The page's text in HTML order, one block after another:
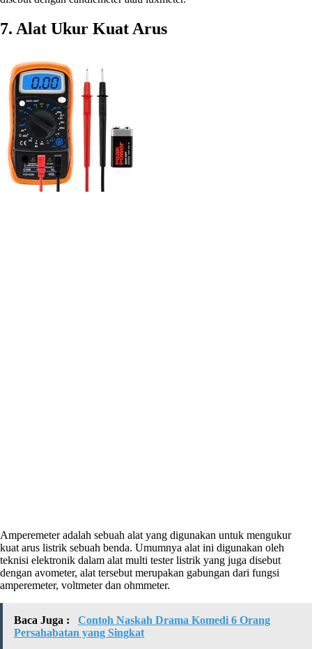
7. Alat Ukur Kuat Arus
Amperemeter adalah sebuah alat yang digunakan untuk mengukur
kuat arus listrik sebuah benda. Umumnya alat ini digunakan oleh
teknisi elektronik dalam alat multi tester listrik yang juga disebut
dengan avometer, alat tersebut merupakan gabungan dari fungsi
amperemeter, voltmeter dan ohmmeter.
Baca Juga :
Contoh Naskah Drama Komedi 6 Orang
Persahabatan yang Singkat